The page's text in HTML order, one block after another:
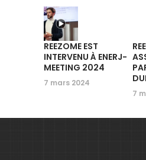
REEZOME EST
INTERVENU À ENERJ-
MEETING 2024
7 mars 2024
7